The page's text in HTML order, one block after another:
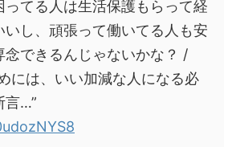
ってる人は生活保護もらって経
いし、頑張って働いてる人も安
念できるんじゃないかな？ /
には、いい加減な人になる必
言…”